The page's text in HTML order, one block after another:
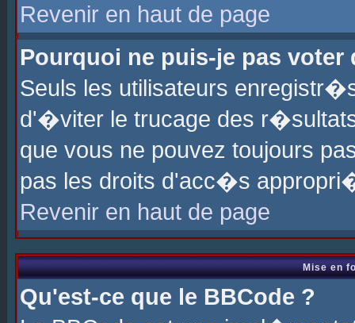
Revenir en haut de page
Pourquoi ne puis-je pas voter
Seuls les utilisateurs
d'�viter le trucage des
que vous ne pouvez toujours
pas les droits d'acc�s
Revenir en haut de page
Mise en
Qu'est-ce que le BBCode ?